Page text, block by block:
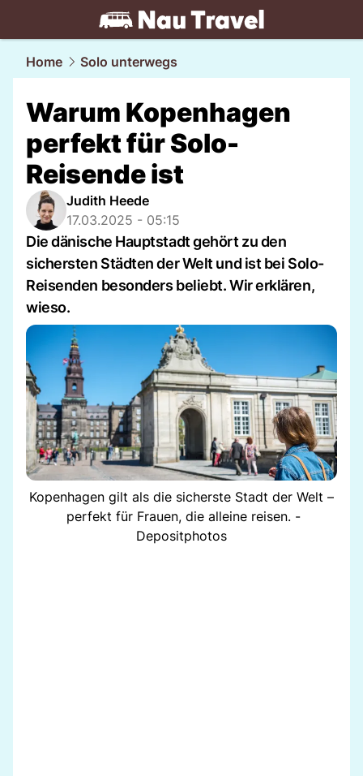
travel.NAU.ch
Home Solo unterwegs
Warum Kopenhagen
perfekt für Solo-
Reisende ist
Judith Heede
17.03.2025 - 05:15
Die dänische Hauptstadt gehört zu den
sichersten Städten der Welt und ist bei Solo-
Reisenden besonders beliebt. Wir erklären,
wieso.
Kopenhagen gilt als die sicherste Stadt der Welt –
perfekt für Frauen, die alleine reisen. -
Depositphotos